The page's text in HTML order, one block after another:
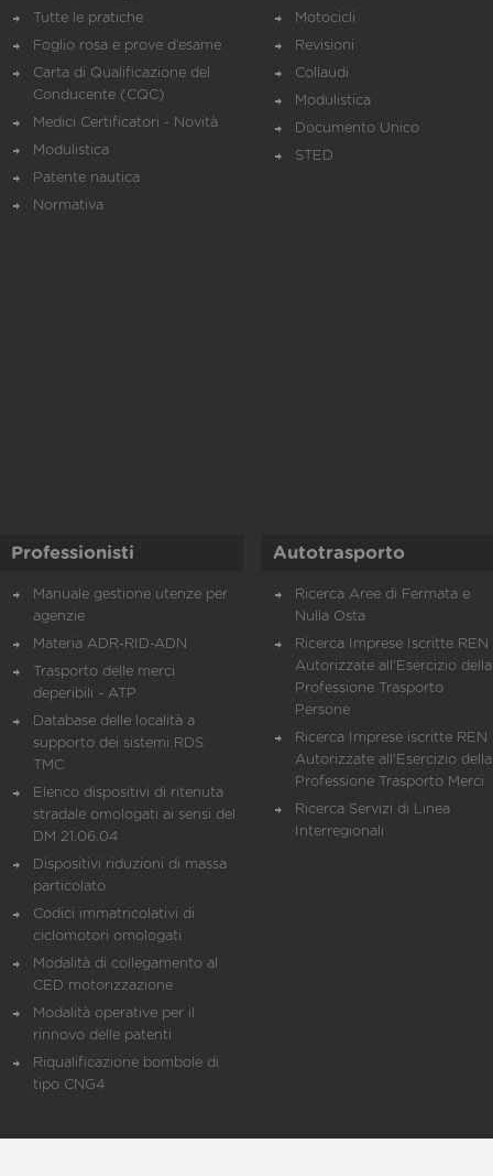
Tutte le pratiche
Foglio rosa e prove d’esame
Carta di Qualificazione del
Conducente (CQC)
Medici Certificatori - Novità
Modulistica
Patente nautica
Normativa
Motocicli
Revisioni
Collaudi
Modulistica
Documento Unico
STED
Professionisti
Manuale gestione utenze per
agenzie
Materia ADR-RID-ADN
Trasporto delle merci
deperibili - ATP
Database delle località a
supporto dei sistemi RDS
TMC
Elenco dispositivi di ritenuta
stradale omologati ai sensi del
DM 21.06.04
Dispositivi riduzioni di massa
particolato
Codici immatricolativi di
ciclomotori omologati
Modalità di collegamento al
CED motorizzazione
Modalità operative per il
rinnovo delle patenti
Riqualificazione bombole di
tipo CNG4
Autotrasporto
Ricerca Aree di Fermata e
Nulla Osta
Ricerca Imprese Iscritte REN
Autorizzate all'Esercizio della
Professione Trasporto
Persone
Ricerca Imprese iscritte REN
Autorizzate all'Esercizio della
Professione Trasporto Merci
Ricerca Servizi di Linea
Interregionali